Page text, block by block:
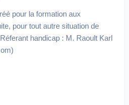
pour la formation aux
pour tout autre situation de
handicap : M. Raoult Karl